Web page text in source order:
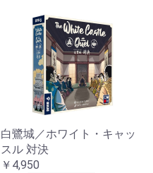
白鷺城／ホワイト・キャッ
スル 対決
￥4,950